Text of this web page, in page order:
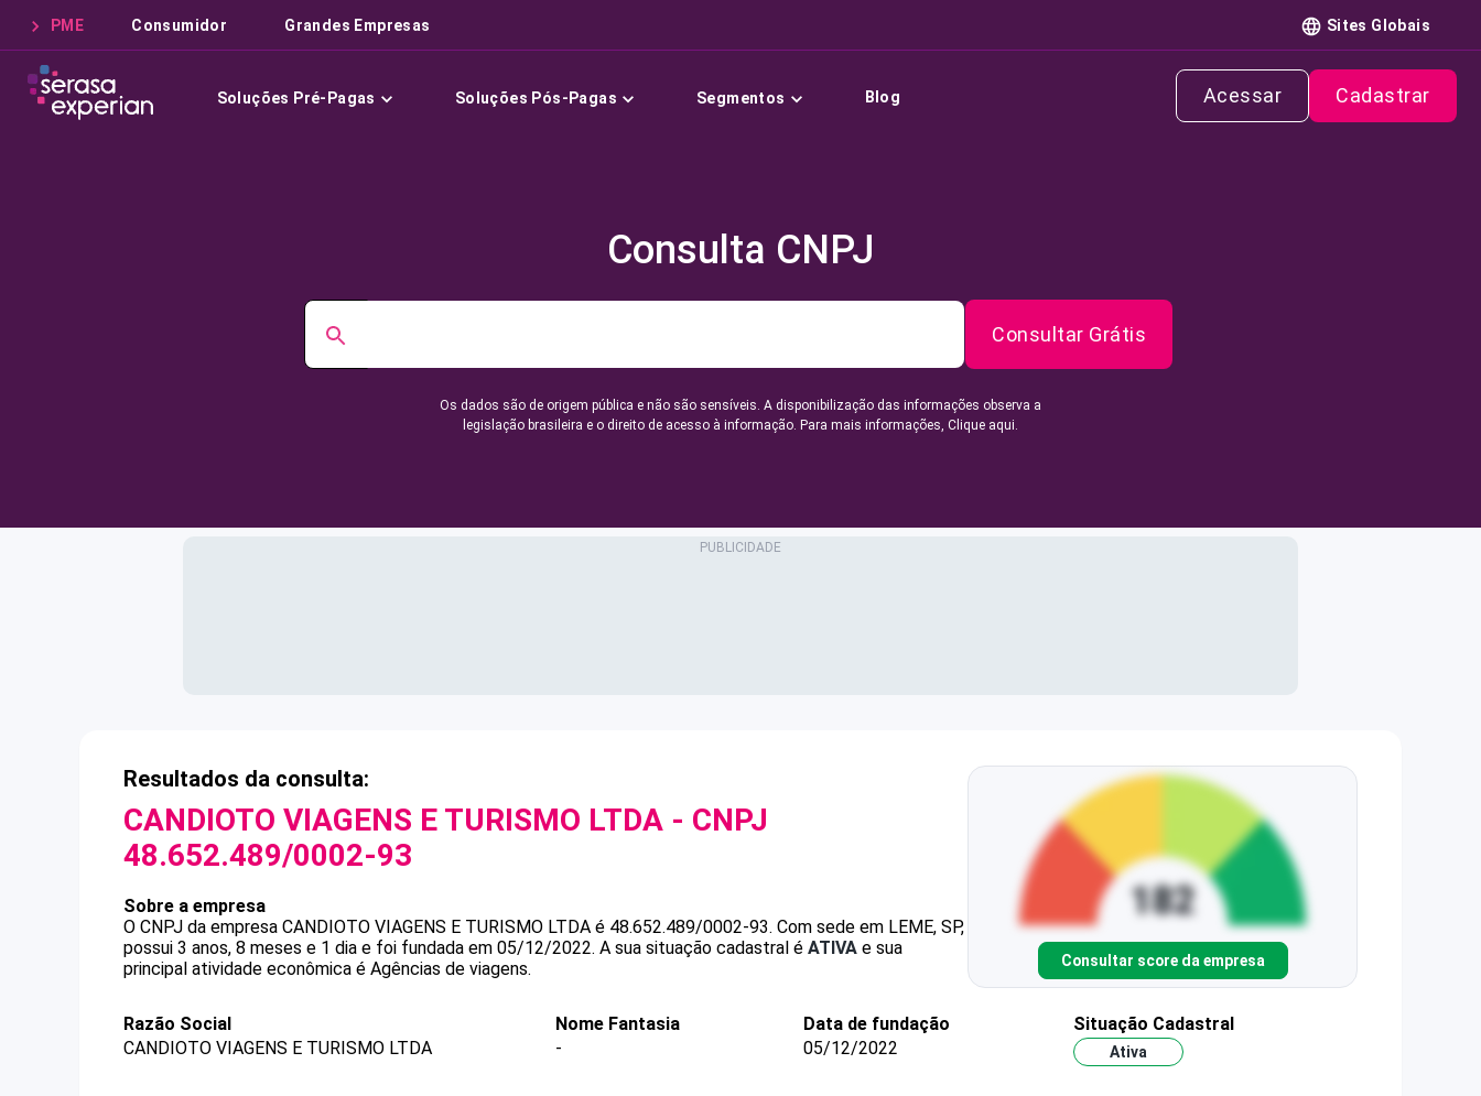
PME Consumidor Grandes Empresas Sites Globais
Soluções Pré-Pagas Soluções Pós-Pagas Segmentos Blog Acessar Cadastrar
Consulta CNPJ
Consultar Grátis
Os dados são de origem pública e não são sensíveis. A disponibilização das informações observa a
legislação brasileira e o direito de acesso à informação. Para mais informações, Clique aqui.
Resultados da consulta:
CANDIOTO VIAGENS E TURISMO LTDA - CNPJ
48.652.489/0002-93
Sobre a empresa
O CNPJ da empresa CANDIOTO VIAGENS E TURISMO LTDA é 48.652.489/0002-93. Com sede em LEME, SP,
possui 3 anos, 8 meses e 1 dia e foi fundada em 05/12/2022. A sua situação cadastral é ATIVA e sua
principal atividade econômica é Agências de viagens.
Consultar score da empresa
Razão Social
CANDIOTO VIAGENS E TURISMO LTDA
Nome Fantasia
-
Data de fundação
05/12/2022
Situação Cadastral
Ativa